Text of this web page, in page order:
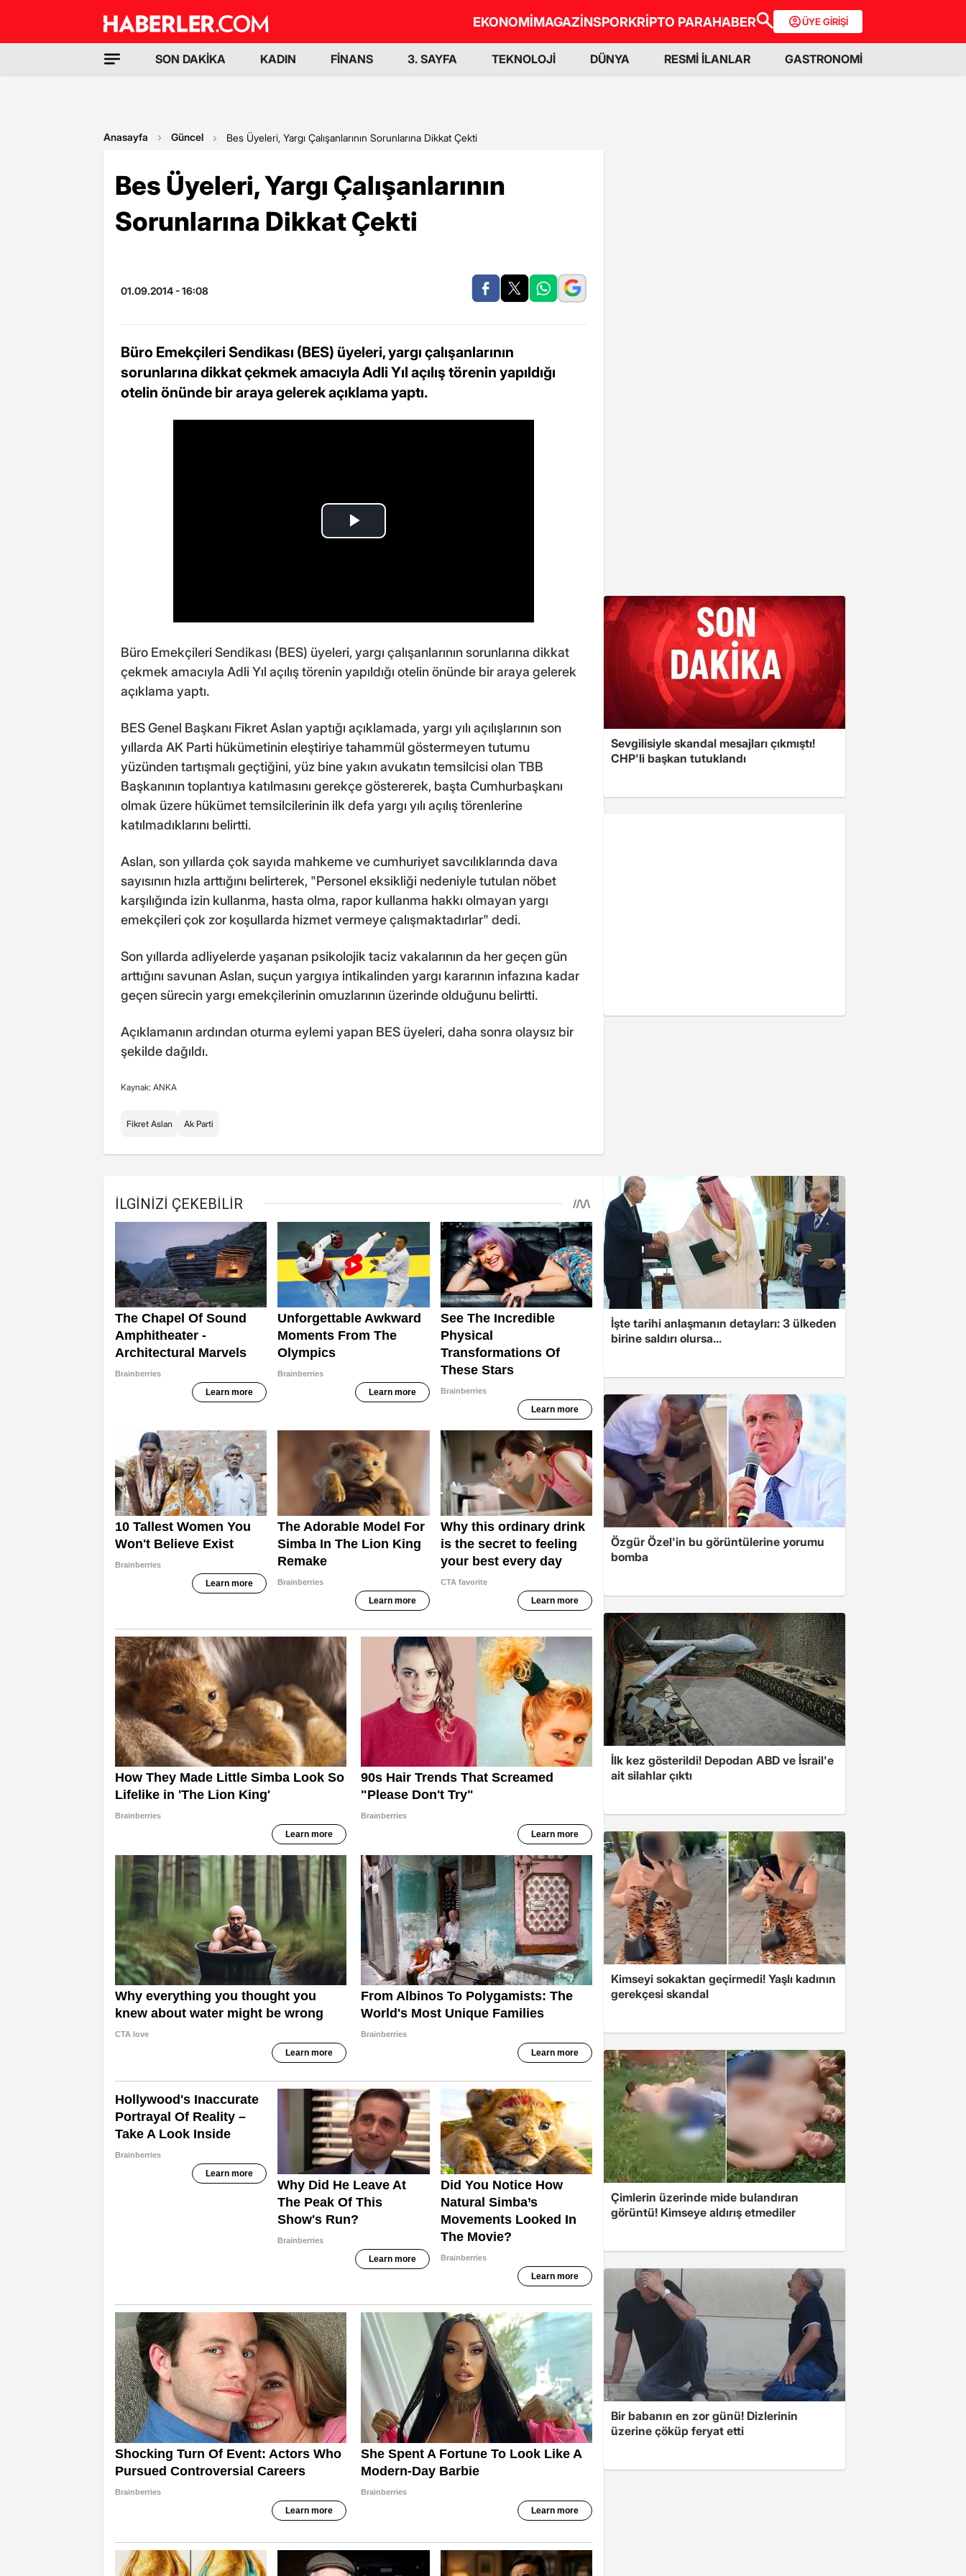
EKONOMİMAGAZİNSPORKRİPTO PARAHABER ÜYE GİRİŞİ
SON DAKİKA KADIN FİNANS 3. SAYFA TEKNOLOJİ DÜNYA RESMİ İLANLAR GASTRONOMİ
Anasayfa Güncel Bes Üyeleri, Yargı Çalışanlarının Sorunlarına Dikkat Çekti
Bes Üyeleri, Yargı Çalışanlarının
Sorunlarına Dikkat Çekti
01.09.2014 - 16:08
Büro Emekçileri Sendikası (BES) üyeleri, yargı çalışanlarının
sorunlarına dikkat çekmek amacıyla Adli Yıl açılış törenin yapıldığı
otelin önünde bir araya gelerek açıklama yaptı.
Büro Emekçileri Sendikası (BES) üyeleri, yargı çalışanlarının sorunlarına dikkat
çekmek amacıyla Adli Yıl açılış törenin yapıldığı otelin önünde bir araya gelerek
açıklama yaptı.
BES Genel Başkanı Fikret Aslan yaptığı açıklamada, yargı yılı açılışlarının son
yıllarda AK Parti hükümetinin eleştiriye tahammül göstermeyen tutumu
yüzünden tartışmalı geçtiğini, yüz bine yakın avukatın temsilcisi olan TBB
Başkanının toplantıya katılmasını gerekçe göstererek, başta Cumhurbaşkanı
olmak üzere hükümet temsilcilerinin ilk defa yargı yılı açılış törenlerine
katılmadıklarını belirtti.
Aslan, son yıllarda çok sayıda mahkeme ve cumhuriyet savcılıklarında dava
sayısının hızla arttığını belirterek, "Personel eksikliği nedeniyle tutulan nöbet
karşılığında izin kullanma, hasta olma, rapor kullanma hakkı olmayan yargı
emekçileri çok zor koşullarda hizmet vermeye çalışmaktadırlar" dedi.
Son yıllarda adliyelerde yaşanan psikolojik taciz vakalarının da her geçen gün
arttığını savunan Aslan, suçun yargıya intikalinden yargı kararının infazına kadar
geçen sürecin yargı emekçilerinin omuzlarının üzerinde olduğunu belirtti.
Açıklamanın ardından oturma eylemi yapan BES üyeleri, daha sonra olaysız bir
şekilde dağıldı.
Kaynak: ANKA
Fikret Aslan Ak Parti
Sevgilisiyle skandal mesajları çıkmıştı!
CHP'li başkan tutuklandı
İşte tarihi anlaşmanın detayları: 3 ülkeden
birine saldırı olursa...
Özgür Özel'in bu görüntülerine yorumu
bomba
İlk kez gösterildi! Depodan ABD ve İsrail'e
ait silahlar çıktı
Kimseyi sokaktan geçirmedi! Yaşlı kadının
gerekçesi skandal
Çimlerin üzerinde mide bulandıran
görüntü! Kimseye aldırış etmediler
Bir babanın en zor günü! Dizlerinin
üzerine çöküp feryat etti